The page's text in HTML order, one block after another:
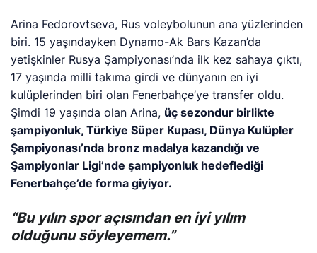
Arina Fedorovtseva, Rus voleybolunun ana yüzlerinden
biri. 15 yaşındayken Dynamo-Ak Bars Kazan’da
yetişkinler Rusya Şampiyonası’nda ilk kez sahaya çıktı,
17 yaşında milli takıma girdi ve dünyanın en iyi
kulüplerinden biri olan Fenerbahçe’ye transfer oldu.
Şimdi 19 yaşında olan Arina, üç sezondur birlikte
şampiyonluk, Türkiye Süper Kupası, Dünya Kulüpler
Şampiyonası’nda bronz madalya kazandığı ve
Şampiyonlar Ligi’nde şampiyonluk hedeflediği
Fenerbahçe’de forma giyiyor.
“Bu yılın spor açısından en iyi yılım
olduğunu söyleyemem.”